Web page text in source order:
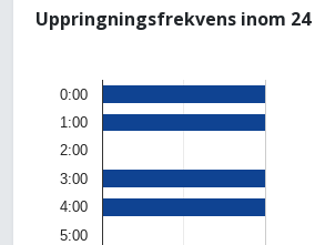
Uppringningsfrekvens inom
0:00
1:00
2:00
3:00
4:00
5:00